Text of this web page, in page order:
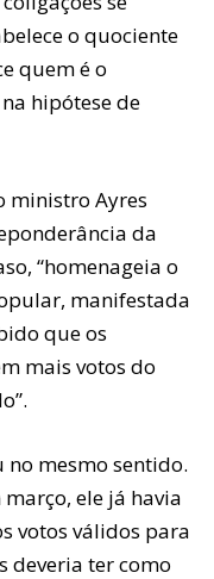
o quociente
quem é o
hipótese de
ministro Ayres
da
“homenageia o
manifestada
que os
mais votos do
no mesmo sentido.
ele já havia
votos válidos para
deveria ter como